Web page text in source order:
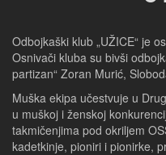
Odbojkaški klub „UŽICE“ je
Osnivači kluba su bivši
partizan“ Zoran Murić,
Muška ekipa učestvuje u
u muškoj i ženskoj
takmičenjima pod okriljem
kadetkinje, pioniri i pionirke,